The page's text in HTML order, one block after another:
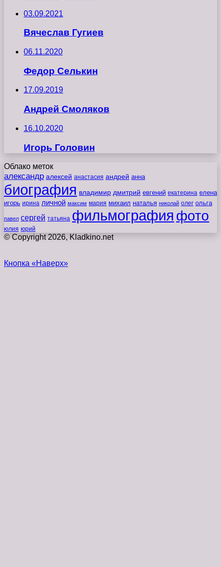
03.09.2021
Вячеслав Гугиев
06.11.2020
Федор Селькин
17.09.2019
Андрей Смоляков
16.10.2020
Игорь Головин
Облако меток
александр алексей анастасия андрей анна
биография владимир дмитрий евгений екатерина елена
игорь ирина личной максим мария михаил наталья николай олег ольга
павел сергей татьяна фильмография фото
юлия юрий
© Copyright 2026, Kladkino.net
Кнопка «Наверх»